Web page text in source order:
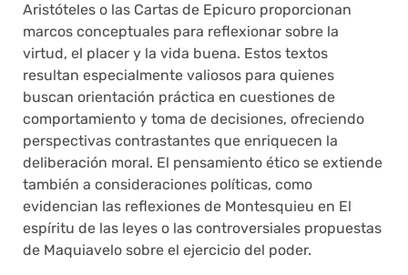
Aristóteles o las Cartas de Epicuro proporcionan
marcos conceptuales para reflexionar sobre la
virtud, el placer y la vida buena. Estos textos
resultan especialmente valiosos para quienes
buscan orientación práctica en cuestiones de
comportamiento y toma de decisiones, ofreciendo
perspectivas contrastantes que enriquecen la
deliberación moral. El pensamiento ético se extiende
también a consideraciones políticas, como
evidencian las reflexiones de Montesquieu en El
espíritu de las leyes o las controversiales propuestas
de Maquiavelo sobre el ejercicio del poder.